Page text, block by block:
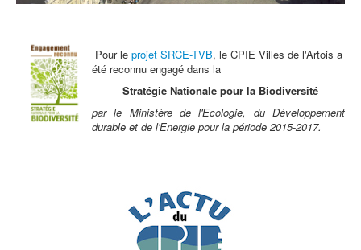
Pour le projet SRCE-TVB, le CPIE Villes de l'Artois a
été reconnu engagé dans la
Stratégie Nationale pour la Biodiversité
par le Ministère de l'Ecologie, du Développement
durable et de l'Energie pour la période 2015-2017.